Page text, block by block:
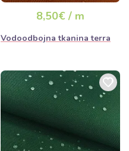
8,50€ / m
Vodoodbojna tkanina terra